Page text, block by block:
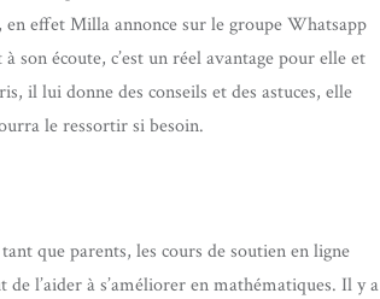
en effet Milla annonce sur le groupe Whatsapp
son écoute, c’est un réel avantage pour elle et
il lui donne des conseils et des astuces, elle
le ressortir si besoin.
que parents, les cours de soutien en ligne
l’aider à s’améliorer en mathématiques. Il y a